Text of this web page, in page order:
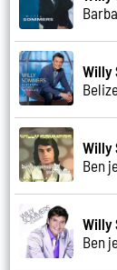
Willy
Willy
Ben
Willy
Ben